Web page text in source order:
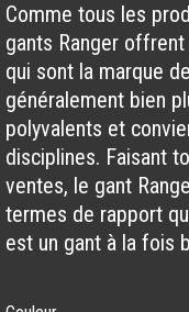
Comme tous les
gants Ranger
qui sont la marque
généralement bien
polyvalents et
disciplines. Faisant
ventes, le gant
termes de rapport
est un gant à la fois